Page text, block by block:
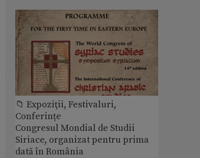
📁 Expoziţii, Festivaluri,
Conferințe
Congresul Mondial de Studii
Siriace, organizat pentru prima
dată în România